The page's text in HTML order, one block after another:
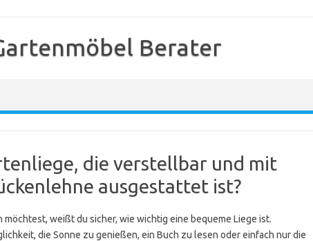
Berater
die verstellbar und mit
ausgestattet ist?
möchtest, weißt du sicher, wie wichtig eine bequeme Liege ist.
die Sonne zu genießen, ein Buch zu lesen oder einfach nur die